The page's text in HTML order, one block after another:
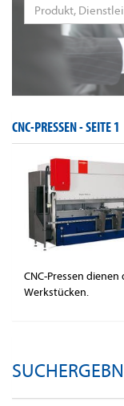
CNC-PRESSEN -SEITE 1
CNC-Pressen
Werkstücken.